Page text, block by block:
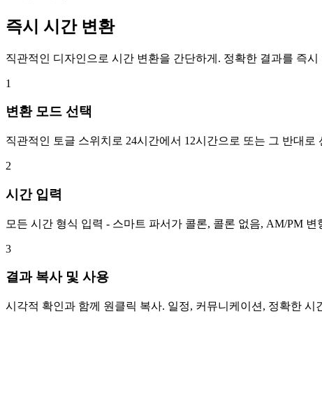
즉시 시간 변환
직관적인 디자인으로 시간 변환을 간단하게. 정확한 결과를 즉
1
변환 모드 선택
직관적인 토글 스위치로 24시간에서 12시간으로 또는 그 반대
2
시간 입력
모든 시간 형식 입력 - 스마트 파서가 콜론, 콜론 없음, AM/PM
3
결과 복사 및 사용
시각적 확인과 함께 원클릭 복사. 일정, 커뮤니케이션, 정확한